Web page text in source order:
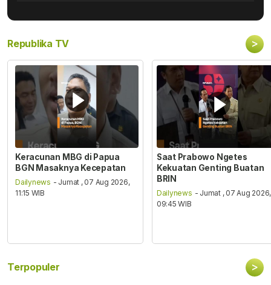
Republika TV >
Keracunan MBG di Papua
BGN Masaknya Kecepatan
Dailynews - Jumat , 07 Aug 2026,
11:15 WIB
Saat Prabowo Ngetes
Kekuatan Genting Buatan
BRIN
Dailynews - Jumat , 07 Aug 2026,
09:45 WIB
Terpopuler >